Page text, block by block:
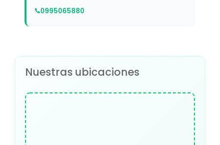
0995065880
Nuestras ubicaciones